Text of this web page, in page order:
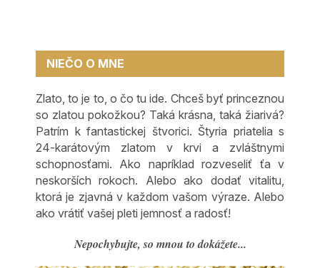
NIEČO O MNE
Zlato, to je to, o čo tu ide. Chceš byť princeznou
so zlatou pokožkou? Taká krásna, taká žiarivá?
Patrím k fantastickej štvorici. Štyria priatelia s
24-karátovým zlatom v krvi a zvláštnymi
schopnosťami. Ako napríklad rozveseliť ťa v
neskorších rokoch. Alebo ako dodať vitalitu,
ktorá je zjavná v každom vašom výraze. Alebo
ako vrátiť vašej pleti jemnosť a radosť!
Nepochybujte, so mnou to dokážete...